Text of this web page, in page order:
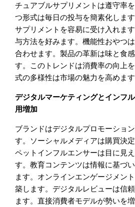
チュアブルサプリメントは遵守率
つ形式は毎日の投与を簡素化しま
サプリメントを容易に受け入れま
与方法を好みます。機能性おやつ
合わせます。製品の革新は味と食
す。このトレンドは消費率の向上
式の多様性は市場の魅力を高めます
デジタルマーケティングとインフ
用増加
ブランドはデジタルプロモーショ
す。ソーシャルメディアは購買決
ペットインフルエンサーは目に見
す。教育コンテンツは情報に基づ
ます。オンラインエンゲージメン
築します。デジタルレビューは信
ます。直接消費者モデルが勢いを